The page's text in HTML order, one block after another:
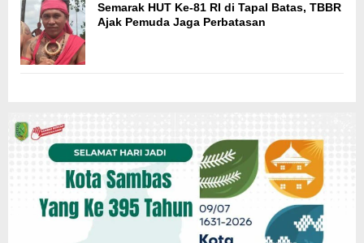
Semarak HUT Ke-81 RI di Tapal Batas, TBBR
Ajak Pemuda Jaga Perbatasan